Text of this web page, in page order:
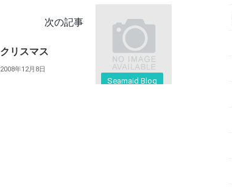
Seamaid Blog
次の記事
クリスマス
2008年12月8日